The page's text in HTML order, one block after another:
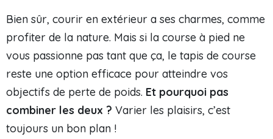
Bien sûr, courir en extérieur a ses charmes, comme
profiter de la nature. Mais si la course à pied ne
vous passionne pas tant que ça, le tapis de course
reste une option efficace pour atteindre vos
objectifs de perte de poids. Et pourquoi pas
combiner les deux ? Varier les plaisirs, c’est
toujours un bon plan !